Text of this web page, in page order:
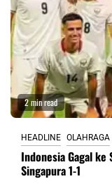
2 min read
HEADLINE OLAHRAGA
Indonesia Gagal ke
Singapura 1-1